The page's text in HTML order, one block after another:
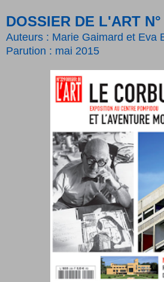
DOSSIER DE L'ART N°
Auteurs : Marie Gaimard et Eva
Parution : mai 2015